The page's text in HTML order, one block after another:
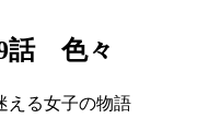
話 色々
る女子の物語